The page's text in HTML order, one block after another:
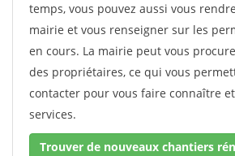
temps, vous pouvez aussi vous
mairie et vous renseigner sur les
en cours. La mairie peut vous
des propriétaires, ce qui vous
contacter pour vous faire connaître
services.